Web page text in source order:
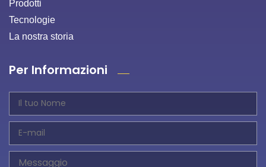
Prodotti
Tecnologie
La nostra storia
Per Informazioni